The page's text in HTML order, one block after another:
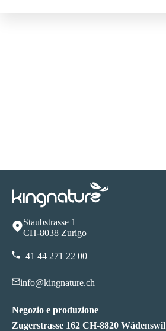
Staubstrasse 1
CH-8038 Zurigo
+41 44 271 22 00
info@kingnature.ch
Negozio e produzione
Zugerstrasse 162 CH-8820 Wädenswil